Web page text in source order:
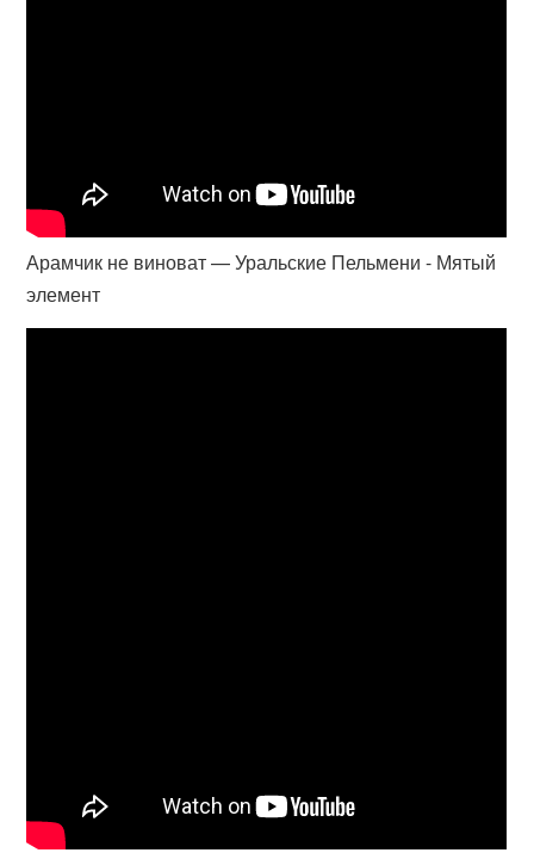
Арамчик не виноват — Уральские Пельмени - Мятый
элемент